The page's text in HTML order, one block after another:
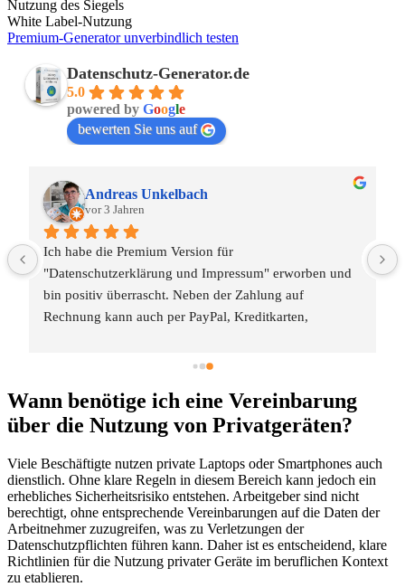
Nutzung des Siegels
White Label-Nutzung
Premium-Generator unverbindlich testen
Datenschutz-Generator.de
5.0
powered by Google
bewerten Sie uns auf
Andreas Unkelbach
vor 3 Jahren
Ich habe die Premium Version für
"Datenschutzerklärung und Impressum" erworben und
bin positiv überrascht. Neben der Zahlung auf
Rechnung kann auch per PayPal, Kreditkarten,
Zahlunsgeingang wurde direkt das Kundenkonto
Module auswählen und Impressum und Informationen
zur Datenverarbeitung generieren lassen.Neben der
Videokonferenzsoftware oder Tools wie Mentimeter)
können auch einzelne eigene Module bspw. für Posteo
als Mailanbieter erstellt werden und künftig direkt in
den Text der Datenschutzerklärung oder Impressum
generiert werden.Hier liegt für mich auch ein großer
Vorteil eines Kundenkontos, da ich damit problemlos
Wann benötige ich eine Vereinbarung
über die Nutzung von Privatgeräten?
Viele Beschäftigte nutzen private Laptops oder Smartphones auch
dienstlich. Ohne klare Regeln in diesem Bereich kann jedoch ein
erhebliches Sicherheitsrisiko entstehen. Arbeitgeber sind nicht
berechtigt, ohne entsprechende Vereinbarungen auf die Daten der
Arbeitnehmer zuzugreifen, was zu Verletzungen der
Datenschutzpflichten führen kann. Daher ist es entscheidend, klare
Richtlinien für die Nutzung privater Geräte im beruflichen Kontext
zu etablieren.